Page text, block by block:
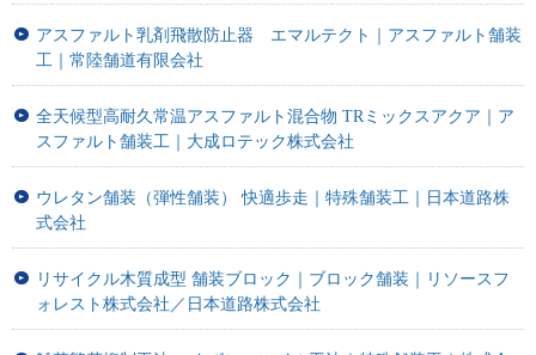
アスファルト乳剤飛散防止器 エマルテクト｜アスファルト舗装
工｜常陸舗道有限会社
全天候型高耐久常温アスファルト混合物 TRミックスアクア｜ア
スファルト舗装工｜大成ロテック株式会社
ウレタン舗装（弾性舗装） 快適歩走｜特殊舗装工｜日本道路株
式会社
リサイクル木質成型 舗装ブロック｜ブロック舗装｜リソースフ
ォレスト株式会社／日本道路株式会社